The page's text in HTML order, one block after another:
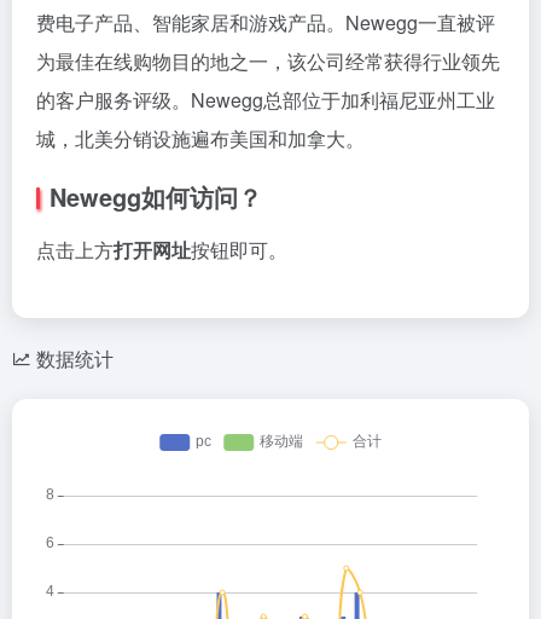
费电子产品、智能家居和游戏产品。Newegg一直被评
为最佳在线购物目的地之一，该公司经常获得行业领先
的客户服务评级。Newegg总部位于加利福尼亚州工业
城，北美分销设施遍布美国和加拿大。
Newegg如何访问？
点击上方打开网址按钮即可。
数据统计